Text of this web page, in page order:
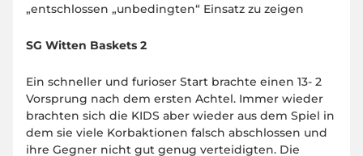
„entschlossen „unbedingten“ Einsatz zu zeigen
SG Witten Baskets 2
Ein schneller und furioser Start brachte einen 13- 2
Vorsprung nach dem ersten Achtel. Immer wieder
brachten sich die KIDS aber wieder aus dem Spiel in
dem sie viele Korbaktionen falsch abschlossen und
ihre Gegner nicht gut genug verteidigten. Die